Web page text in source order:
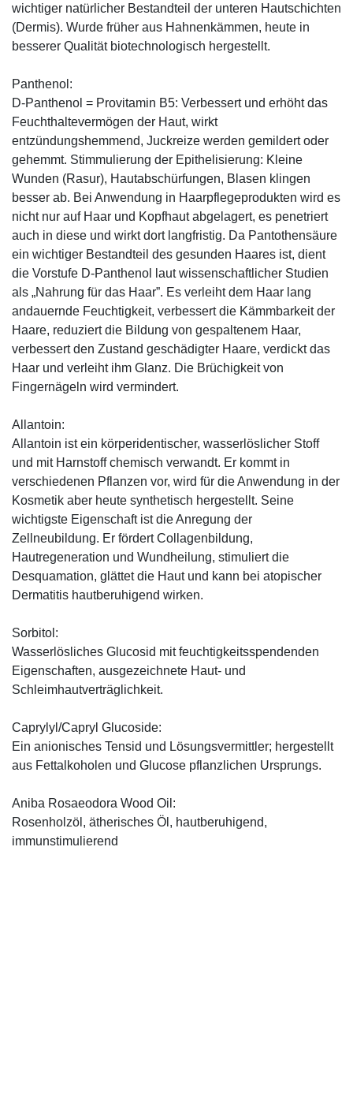
wichtiger natürlicher Bestandteil der unteren Hautschichten
(Dermis). Wurde früher aus Hahnenkämmen, heute in
besserer Qualität biotechnologisch hergestellt.
Panthenol:
D-Panthenol = Provitamin B5: Verbessert und erhöht das
Feuchthaltevermögen der Haut, wirkt
entzündungshemmend, Juckreize werden gemildert oder
gehemmt. Stimmulierung der Epithelisierung: Kleine
Wunden (Rasur), Hautabschürfungen, Blasen klingen
besser ab. Bei Anwendung in Haarpflegeprodukten wird es
nicht nur auf Haar und Kopfhaut abgelagert, es penetriert
auch in diese und wirkt dort langfristig. Da Pantothensäure
ein wichtiger Bestandteil des gesunden Haares ist, dient
die Vorstufe D-Panthenol laut wissenschaftlicher Studien
als „Nahrung für das Haar”. Es verleiht dem Haar lang
andauernde Feuchtigkeit, verbessert die Kämmbarkeit der
Haare, reduziert die Bildung von gespaltenem Haar,
verbessert den Zustand geschädigter Haare, verdickt das
Haar und verleiht ihm Glanz. Die Brüchigkeit von
Fingernägeln wird vermindert.
Allantoin:
Allantoin ist ein körperidentischer, wasserlöslicher Stoff
und mit Harnstoff chemisch verwandt. Er kommt in
verschiedenen Pflanzen vor, wird für die Anwendung in der
Kosmetik aber heute synthetisch hergestellt. Seine
wichtigste Eigenschaft ist die Anregung der
Zellneubildung. Er fördert Collagenbildung,
Hautregeneration und Wundheilung, stimuliert die
Desquamation, glättet die Haut und kann bei atopischer
Dermatitis hautberuhigend wirken.
Sorbitol:
Wasserlösliches Glucosid mit feuchtigkeitsspendenden
Eigenschaften, ausgezeichnete Haut- und
Schleimhautverträglichkeit.
Caprylyl/Capryl Glucoside:
Ein anionisches Tensid und Lösungsvermittler; hergestellt
aus Fettalkoholen und Glucose pflanzlichen Ursprungs.
Aniba Rosaeodora Wood Oil:
Rosenholzöl, ätherisches Öl, hautberuhigend,
immunstimulierend